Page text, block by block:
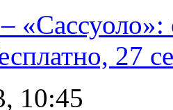
27
10:45